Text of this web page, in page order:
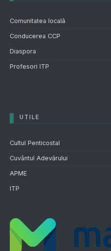
Comunitatea locală
Conducerea CCP
Diaspora
Profesori ITP
UTILE
Cultul Penticostal
Cuvântul Adevărului
APME
ITP